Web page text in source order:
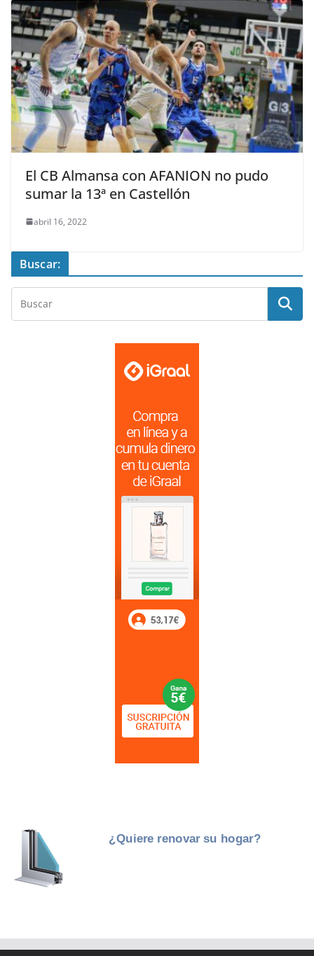
El CB Almansa con AFANION no pudo
sumar la 13ª en Castellón
abril 16, 2022
Buscar: